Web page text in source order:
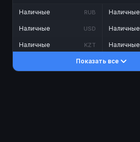
Наличные RUB
Наличные USD
Наличные KZT
Наличные
Наличные
Наличные
Показать все